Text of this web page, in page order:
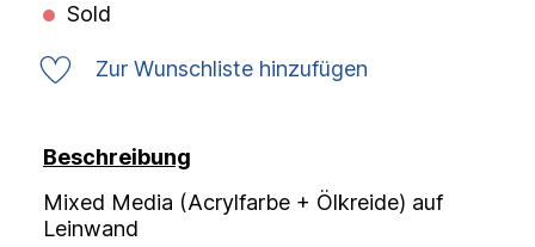
Sold
Zur Wunschliste hinzufügen
Beschreibung
Mixed Media (Acrylfarbe + Ölkreide) auf
Leinwand